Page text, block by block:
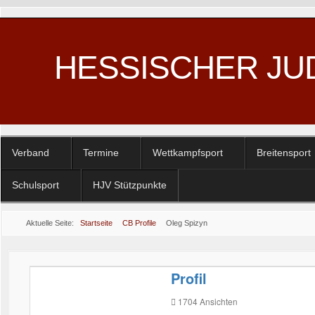
HESSISCHER
Verband Termine Wettkampfsport Breitensport
Schulsport HJV Stützpunkte
Aktuelle Seite: Startseite CB Profile Oleg Spizyn
Profil
Ansichten
1704